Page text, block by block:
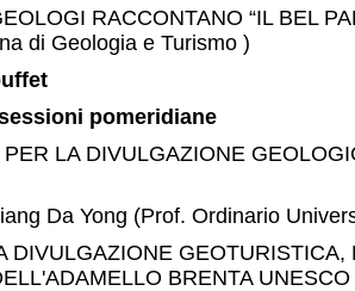
RACCONTANO “IL BEL
di Geologia e Turismo )
pomeridiane
LA DIVULGAZIONE
Da Yong (Prof. Ordinario
GEOTURISTICA,
BRENTA